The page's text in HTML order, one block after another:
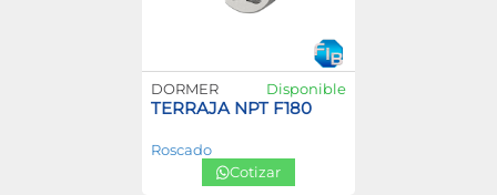
DORMER Disponible
TERRAJA NPT F180
Roscado
Cotizar